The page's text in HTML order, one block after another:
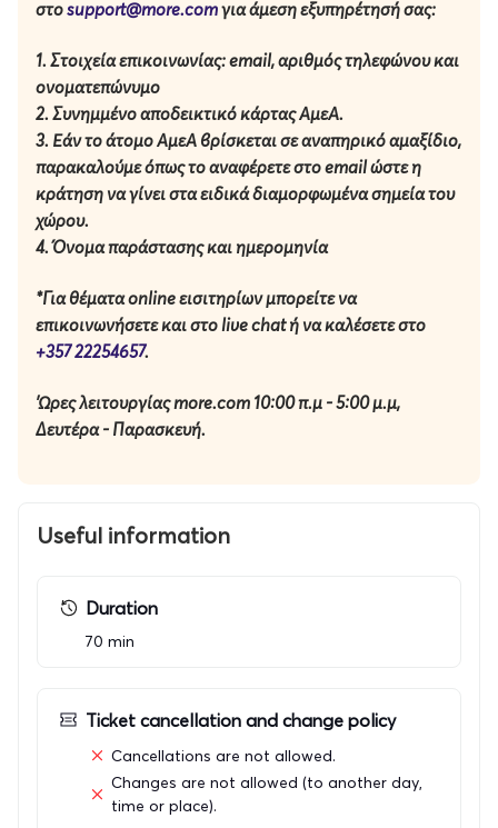
δύναμης και ελπίδας.
Μαζί: μία φωτεινή διαδρομή ανάμεσα στις σκιές.
Διάρκεια παράστασης: 70΄ (χωρίς διάλειμμα)
Τιμές εισιτηρίων:
€10 Γενική είσοδος
ΔΦΛ 2026 × Φεστιβάλ Mitsikouri
Mitsikouri Διεθνές Φεστιβάλ Παραστατικών Τεχνών για
Παιδιά και Νεαρά Άτομα
Το Διεθνές Φεστιβάλ Παραστατικών Τεχνών για Παιδιά
και Νεαρά Άτομα Mitsikouri διοργανώνεται από το
Κέντρο Θεάτρου για Παιδιά και Νεαρά Άτομα –
αφιερωμένο αποκλειστικά στα παιδιά και τα νεαρά
με σύγχρονες διεθνείς τάσεις στις παραστατικές τέχνες
για παιδιά και νεαρά άτομα και να προσφέρει σε παιδιά,
εξωτερικό.
ΤΑΥΤΟΤΗΤΑ ΔΙΕΘΝΟΥΣ ΦΕΣΤΙΒΑΛ ΛΕΥΚΩΣΙΑΣ
ΣΥΝΔΙΟΡΓΑΝΩΤΕΣ: Nicosia For Art Ltd, Δήμος
στοsupport@more.comγια άμεση εξυπηρέτησή σας:
1. Στοιχεία επικοινωνίας: email, αριθμός τηλεφώνου και
ονοματεπώνυμο
2. Συνημμένο αποδεικτικό κάρτας ΑμεΑ.
3. Εάν το άτομο ΑμεΑ βρίσκεται σε αναπηρικό αμαξίδιο,
παρακαλούμεόπωςτο αναφέρετε στο email ώστε η
κράτηση να γίνει στα ειδικά διαμορφωμένα σημεία του
χώρου.
4. Όνομα παράστασης και ημερομηνία
*Για θέματα online εισιτηρίων μπορείτε να
επικοινωνήσετε και στο live chat ή να καλέσετε στο
+357 22254657.
'Ωρες λειτουργίας more.com 10:00 π.μ - 5:00 μ.μ,
Δευτέρα - Παρασκευή.
Useful information
Duration
70 min
Ticket cancellation and change policy
Cancellations are not allowed.
Changes are not allowed (to another day,
time or place).